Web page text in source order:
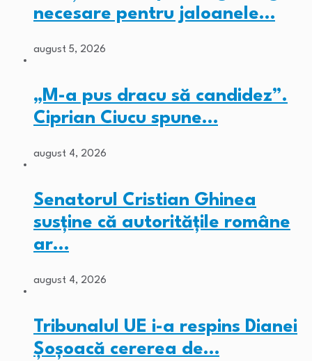
necesare pentru jaloanele…
august 5, 2026
„M-a pus dracu să candidez”.
Ciprian Ciucu spune…
august 4, 2026
Senatorul Cristian Ghinea
susține că autoritățile române
ar…
august 4, 2026
Tribunalul UE i-a respins Dianei
Șoșoacă cererea de…